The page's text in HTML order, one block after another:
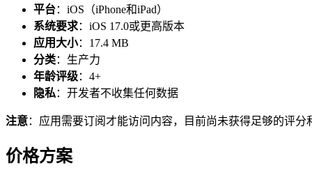
平台：iOS（iPhone和iPad）
系统要求：iOS 17.0或更高版本
应用大小：17.4 MB
分类：生产力
年龄评级：4+
隐私：开发者不收集任何数据
注意：应用需要订阅才能访问内容，目前尚未获得足够的评分
价格方案